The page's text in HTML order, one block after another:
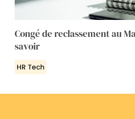
Congé de reclassement au
savoir
HR Tech